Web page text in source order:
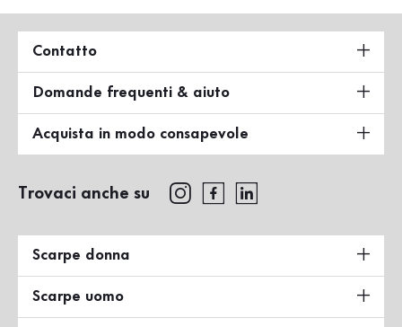
Contatto
Domande frequenti & aiuto
Acquista in modo consapevole
Trovaci anche su
Scarpe donna
Scarpe uomo